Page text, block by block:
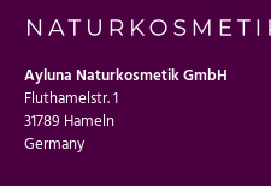
Ayluna Naturkosmetik GmbH
Fluthamelstr. 1
31789 Hameln
Germany